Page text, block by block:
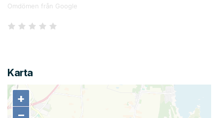
Omdömen från Google
Karta
+
−
+
−